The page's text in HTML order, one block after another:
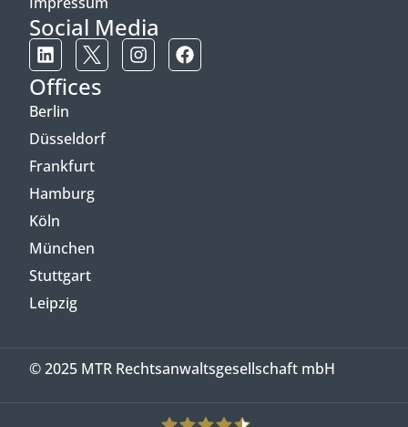
Social Media
Offices
Berlin
Düsseldorf
Frankfurt
Hamburg
Köln
München
Stuttgart
Leipzig
© 2025 MTR Rechtsanwaltsgesellschaft mbH